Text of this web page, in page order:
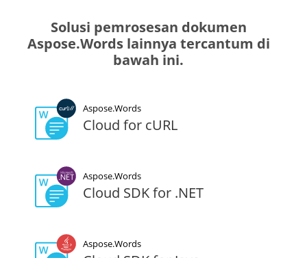
Solusi pemrosesan dokumen
Aspose.Words lainnya tercantum di
bawah ini.
Aspose.Words
Cloud for cURL
Aspose.Words
Cloud SDK for .NET
Aspose.Words